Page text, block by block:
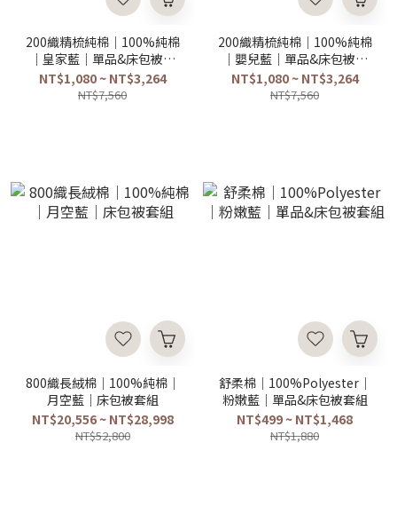
200織精梳純棉｜100%純棉
｜皇家藍｜單品&床包被套
組
NT$1,080 ~ NT$3,264
NT$7,560
200織精梳純棉｜100%純棉
｜嬰兒藍｜單品&床包被套
組
NT$1,080 ~ NT$3,264
NT$7,560
800織長絨棉｜100%純棉｜
月空藍｜床包被套組
NT$20,556 ~ NT$28,998
NT$52,800
舒柔棉｜100%Polyester｜
粉嫩藍｜單品&床包被套組
NT$499 ~ NT$1,468
NT$1,880